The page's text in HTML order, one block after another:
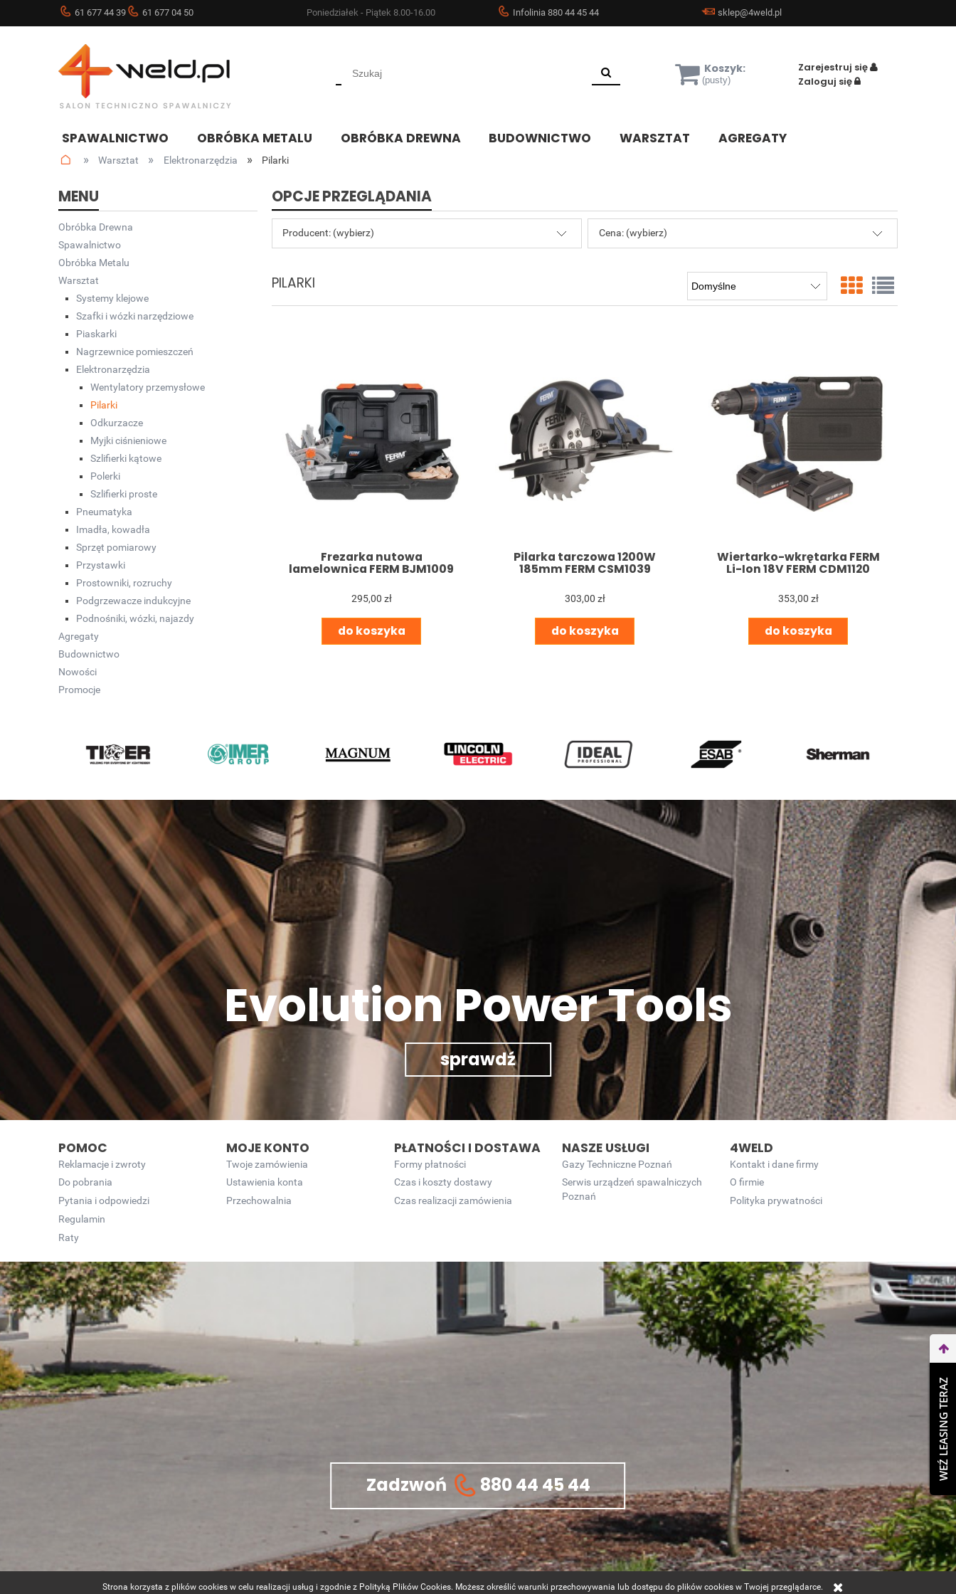
Strona korzysta z plików cookies w celu realizacji usług i zgodnie z Polityką Plików Cookies. Możesz określić warunki przechowywania lub dostępu do plików cookies w Twojej przeglądarce.
Zarejestruj się
Zaloguj się
Koszyk:
(pusty)
SPAWALNICTWO OBRÓBKA METALU OBRÓBKA DREWNA BUDOWNICTWO WARSZTAT
AGREGATY
NOWOŚCI
» Warsztat » Elektronarzędzia » Pilarki
61 677 44 39 61 677 04 50 Poniedziałek - Piątek 8.00-16.00 Infolinia 880 44 45 44 sklep@4weld.pl
MENU
Obróbka Drewna
Spawalnictwo
Obróbka Metalu
Warsztat
Systemy klejowe
Szafki i wózki narzędziowe
Piaskarki
Nagrzewnice pomieszczeń
Elektronarzędzia
Wentylatory przemysłowe
Pilarki
Odkurzacze
Myjki ciśnieniowe
Szlifierki kątowe
Polerki
Szlifierki proste
Pneumatyka
Imadła, kowadła
Sprzęt pomiarowy
Przystawki
Prostowniki, rozruchy
Podgrzewacze indukcyjne
Podnośniki, wózki, najazdy
Agregaty
Budownictwo
Nowości
Promocje
OPCJE PRZEGLĄDANIA
Producent: (wybierz) Cena: (wybierz)
PILARKI
Frezarka nutowa
lamelownica FERM BJM1009
295,00 zł
do koszyka
Pilarka tarczowa 1200W
185mm FERM CSM1039
303,00 zł
do koszyka
Wiertarko-wkrętarka FERM
Li-Ion 18V FERM CDM1120
353,00 zł
do koszyka
Evolution Power Tools
sprawdź
POMOC
Reklamacje i zwroty
Do pobrania
Pytania i odpowiedzi
Regulamin
Raty
MOJE KONTO
Twoje zamówienia
Ustawienia konta
Przechowalnia
PŁATNOŚCI I DOSTAWA
Formy płatności
Czas i koszty dostawy
Czas realizacji zamówienia
NASZE USŁUGI
Gazy Techniczne Poznań
Serwis urządzeń spawalniczych
Poznań
4WELD
Kontakt i dane firmy
O firmie
Polityka prywatności
WEŹ LEASING TERAZ
Zadzwoń 880 44 45 44
Sklep internetowy Shoper.pl